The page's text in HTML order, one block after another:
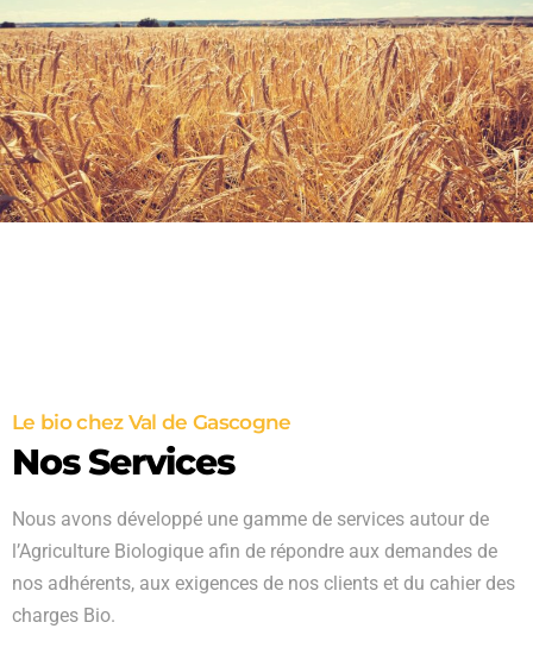
Le bio chez Val de Gascogne
Nos Services
Nous avons développé une gamme de services autour de
l’Agriculture Biologique afin de répondre aux demandes de
nos adhérents, aux exigences de nos clients et du cahier des
charges Bio.